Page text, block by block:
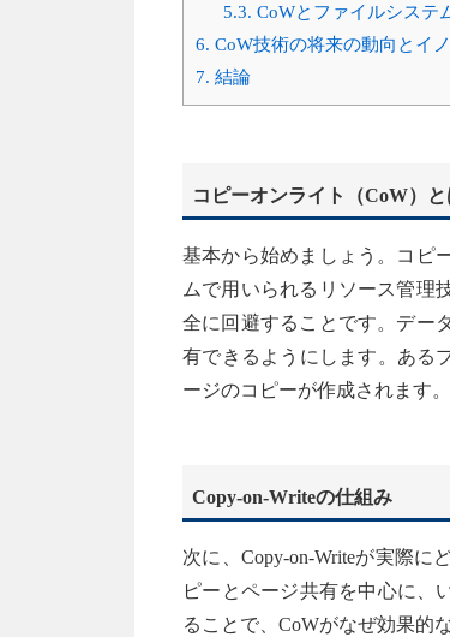
5.3. CoWとファイルシステ
6. CoW技術の将来の動向とイ
7. 結論
コピーオンライト（CoW）
基本から始めましょう。コピ
ムで用いられるリソース管理
全に回避することです。デー
有できるようにします。ある
ージのコピーが作成されます
Copy-on-Writeの仕組み
次に、Copy-on-Writeが実際
ピーとページ共有を中心に、
ることで、CoWがなぜ効果的